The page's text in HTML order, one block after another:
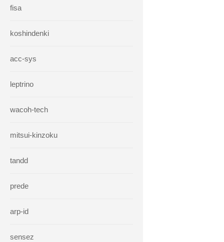
fisa
koshindenki
acc-sys
leptrino
wacoh-tech
mitsui-kinzoku
tandd
prede
arp-id
sensez